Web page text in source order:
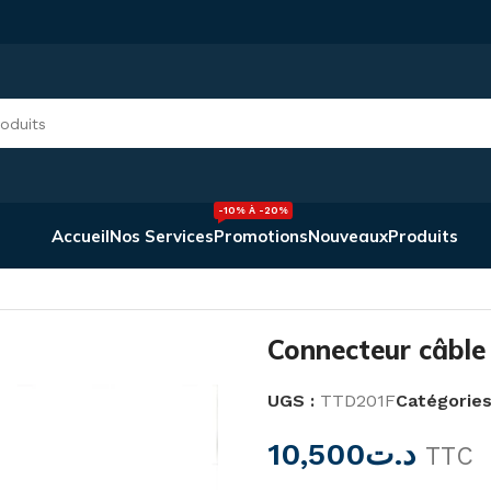
AccueilNos ServicesPromotions
-10% À -20%
NouveauxProduits
Connecteur
UGS : TTD201F
د.ت10,500 TTC